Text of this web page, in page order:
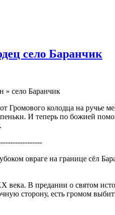
село Баранчик
» село Баранчик
Громового колодца на ручье
И теперь по божией
овраге на границе сёл
века. В предании о святом
сторону, есть громом